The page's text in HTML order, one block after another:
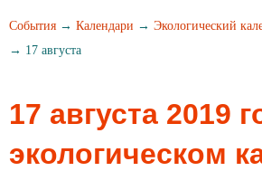
События → Календари → Экологический
→ 17 августа
17 августа 2019
экологическом